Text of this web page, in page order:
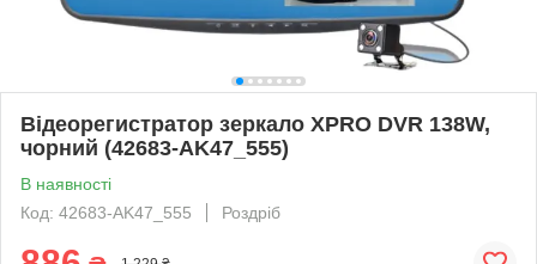
Відеорегистратор зеркало XPRO DVR 138W,
чорний (42683-AK47_555)
В наявності
Код: 42683-AK47_555
Роздріб